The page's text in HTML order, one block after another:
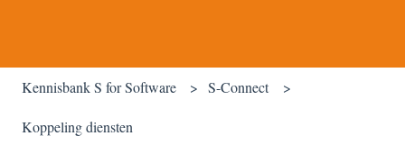
Kennisbank S for Software S-Connect
Koppeling diensten